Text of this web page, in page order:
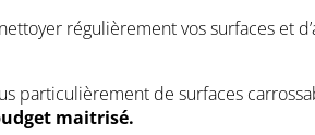
régulièrement vos surfaces
particulièrement de surfaces
maitrisé.